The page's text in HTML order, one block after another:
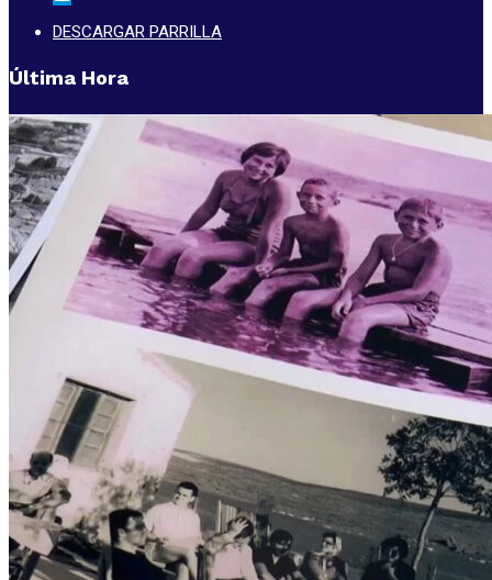
DESCARGAR PARRILLA
Última Hora